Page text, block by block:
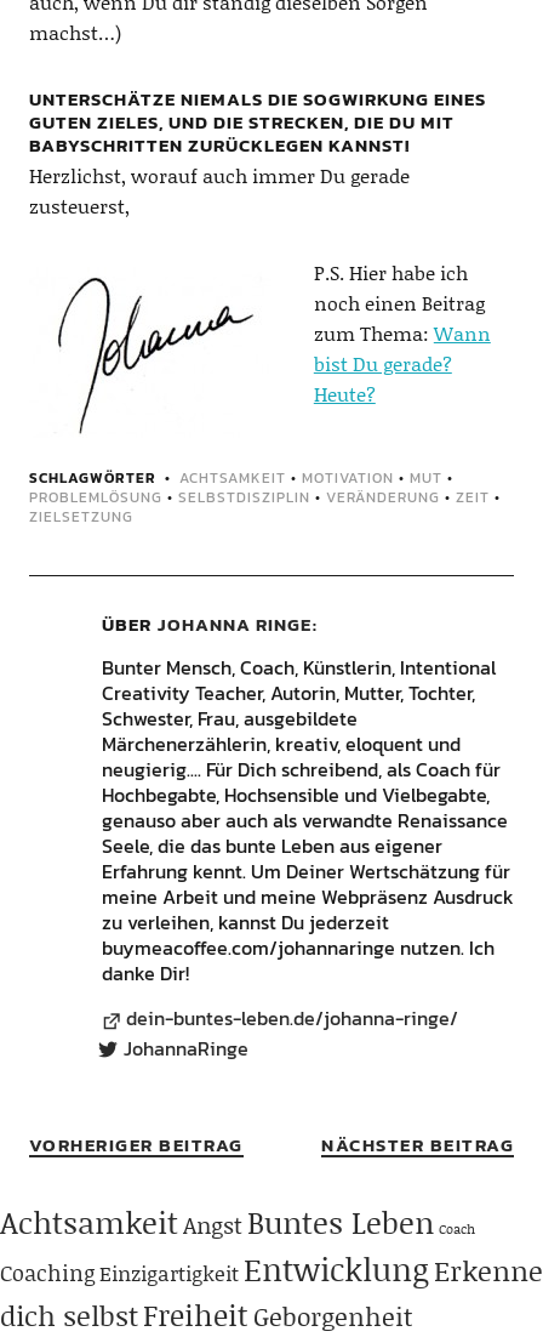
machst…)
UNTERSCHÄTZE NIEMALS DIE SOGWIRKUNG EINES
GUTEN ZIELES, UND DIE STRECKEN, DIE DU MIT
BABYSCHRITTEN ZURÜCKLEGEN KANNST!
Herzlichst, worauf auch immer Du gerade
zusteuerst,
P.S. Hier habe ich
noch einen Beitrag
zum Thema:Wann
bist Du gerade?
Heute?
SCHLAGWÖRTER ACHTSAMKEIT • MOTIVATION • MUT •
PROBLEMLÖSUNG • SELBSTDISZIPLIN • VERÄNDERUNG • ZEIT •
ZIELSETZUNG
ÜBER JOHANNA RINGE
Bunter Mensch, Coach, Künstlerin, Intentional
Creativity Teacher, Autorin, Mutter, Tochter,
Schwester, Frau, ausgebildete
Märchenerzählerin, kreativ, eloquent und
neugierig.... Für Dich schreibend, als Coach für
Hochbegabte, Hochsensible und Vielbegabte,
genauso aber auch als verwandte Renaissance
Seele, die das bunte Leben aus eigener
Erfahrung kennt. Um Deiner Wertschätzung für
meine Arbeit und meine Webpräsenz Ausdruck
zu verleihen, kannst Du jederzeit
buymeacoffee.com/johannaringe nutzen. Ich
danke Dir!
dein-buntes-leben.de/johanna-ringe/
JohannaRinge
VORHERIGER BEITRAG NÄCHSTER BEITRAG
AchtsamkeitAngstBuntes Leben Coach
CoachingEinzigartigkeit EntwicklungErkenne
dich selbstFreiheit Geborgenheit